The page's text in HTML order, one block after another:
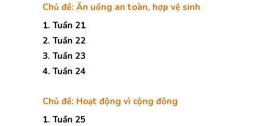
Chủ đề: Ăn uống an toàn, hợp vệ sinh
1. Tuần 21
2. Tuần 22
3. Tuần 23
4. Tuần 24
Chủ đề: Hoạt động vì cộng đồng
1. Tuần 25